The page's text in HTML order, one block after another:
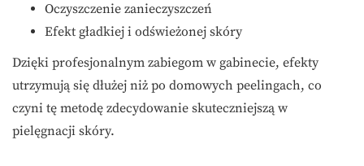
Oczyszczenie zanieczyszczeń
Efekt gładkiej i odświeżonej skóry
Dzięki profesjonalnym zabiegom w gabinecie, efekty
utrzymują się dłużej niż po domowych peelingach, co
czyni tę metodę zdecydowanie skuteczniejszą w
pielęgnacji skóry.